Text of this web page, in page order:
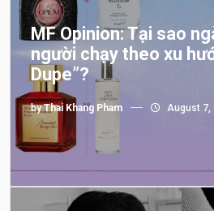
MF Opinion: Tại sao
người chạy theo xu
Dupe”?
byThai Khang Pham August 7,